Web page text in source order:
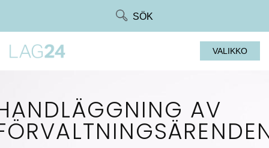
SÖK
VALIKKO
AV